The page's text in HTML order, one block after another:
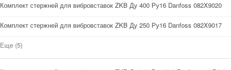
Комплект стержней для вибровставок ZKB Ду 400 Ру16 Danfoss 082X9020
Комплект стержней для вибровставок ZKB Ду 250 Ру16 Danfoss 082X9017
Еще (5)